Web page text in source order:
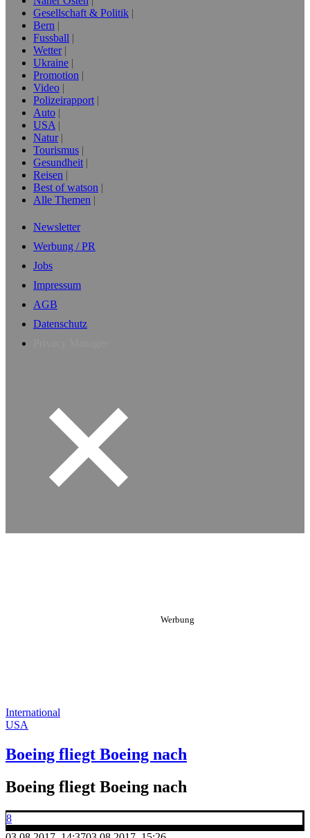
Gesellschaft & Politik
Bern
Fussball
Wetter
Ukraine
Promotion
Video
Polizeirapport
Auto
USA
Natur
Tourismus
Gesundheit
Reisen
Best of watson
Alle Themen
Newsletter
Werbung / PR
Jobs
Impressum
AGB
Datenschutz
International
USA
Boeing fliegt Boeing nach
Boeing fliegt Boeing nach
8